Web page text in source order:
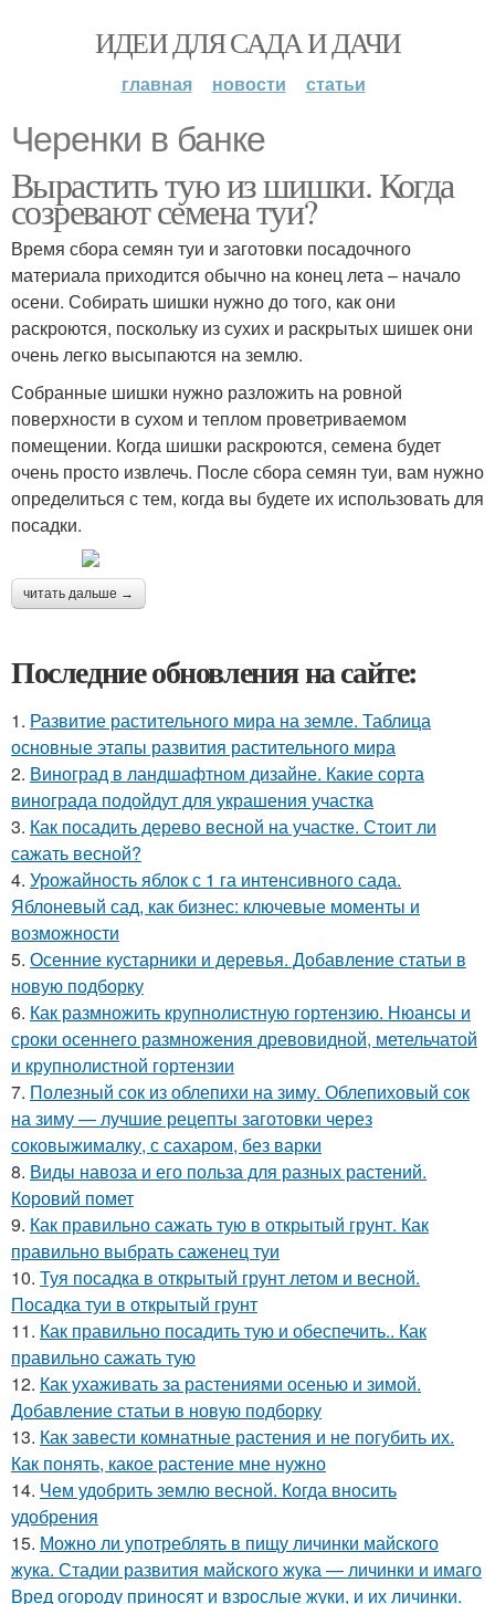
ИДЕИ ДЛЯ САДА И ДАЧИ
главная новости статьи
Черенки в банке
Вырастить тую из шишки. Когда
созревают семена туи?
Время сбора семян туи и заготовки посадочного
материала приходится обычно на конец лета – начало
осени. Собирать шишки нужно до того, как они
раскроются, поскольку из сухих и раскрытых шишек они
очень легко высыпаются на землю.
Собранные шишки нужно разложить на ровной
поверхности в сухом и теплом проветриваемом
помещении. Когда шишки раскроются, семена будет
очень просто извлечь. После сбора семян туи, вам нужно
определиться с тем, когда вы будете их использовать для
посадки.
читать дальше →
Последние обновления на сайте:
1. Развитие растительного мира на земле. Таблица
основные этапы развития растительного мира
2. Виноград в ландшафтном дизайне. Какие сорта
винограда подойдут для украшения участка
3. Как посадить дерево весной на участке. Стоит ли
сажать весной?
4. Урожайность яблок с 1 га интенсивного сада.
Яблоневый сад, как бизнес: ключевые моменты и
возможности
5. Осенние кустарники и деревья. Добавление статьи в
новую подборку
6. Как размножить крупнолистную гортензию. Нюансы и
сроки осеннего размножения древовидной, метельчатой
и крупнолистной гортензии
7. Полезный сок из облепихи на зиму. Облепиховый сок
на зиму — лучшие рецепты заготовки через
соковыжималку, с сахаром, без варки
8. Виды навоза и его польза для разных растений.
Коровий помет
9. Как правильно сажать тую в открытый грунт. Как
правильно выбрать саженец туи
10. Туя посадка в открытый грунт летом и весной.
Посадка туи в открытый грунт
11. Как правильно посадить тую и обеспечить.. Как
правильно сажать тую
12. Как ухаживать за растениями осенью и зимой.
Добавление статьи в новую подборку
13. Как завести комнатные растения и не погубить их.
Как понять, какое растение мне нужно
14. Чем удобрить землю весной. Когда вносить
удобрения
15. Можно ли употреблять в пищу личинки майского
жука. Стадии развития майского жука — личинки и имаго
Вред огороду приносят и взрослые жуки, и их личинки.